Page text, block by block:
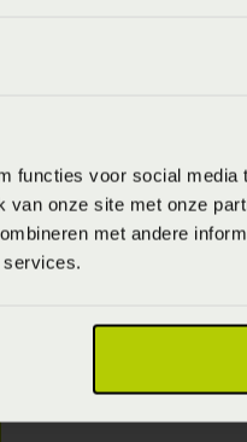
functies voor social media
van onze site met onze
met andere